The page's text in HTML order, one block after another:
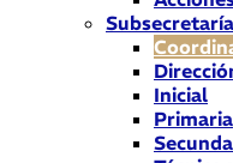
Inicial
Primaria